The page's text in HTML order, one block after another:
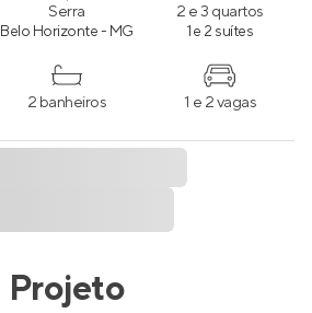
Serra
Belo Horizonte - MG
2 e 3 quartos
1 e 2 suítes
2 banheiros 1 e 2 vagas
Projeto